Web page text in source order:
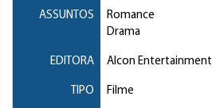
ASSUNTOS
Romance
Drama
EDITORA Alcon Entertainment
TIPO Filme